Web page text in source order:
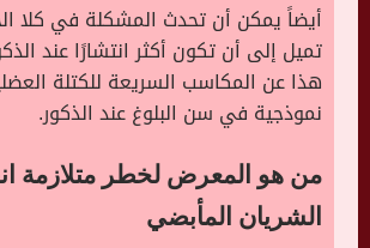
أيضاً يمكن أن تحدث المشكلة في كلا
تميل إلى أن تكون أكثر انتشارًا عند
هذا عن المكاسب السريعة للكتلة
نموذجية في سن البلوغ عند الذكور.
من هو المعرض لخطر متلازمة
الشريان المأبضي